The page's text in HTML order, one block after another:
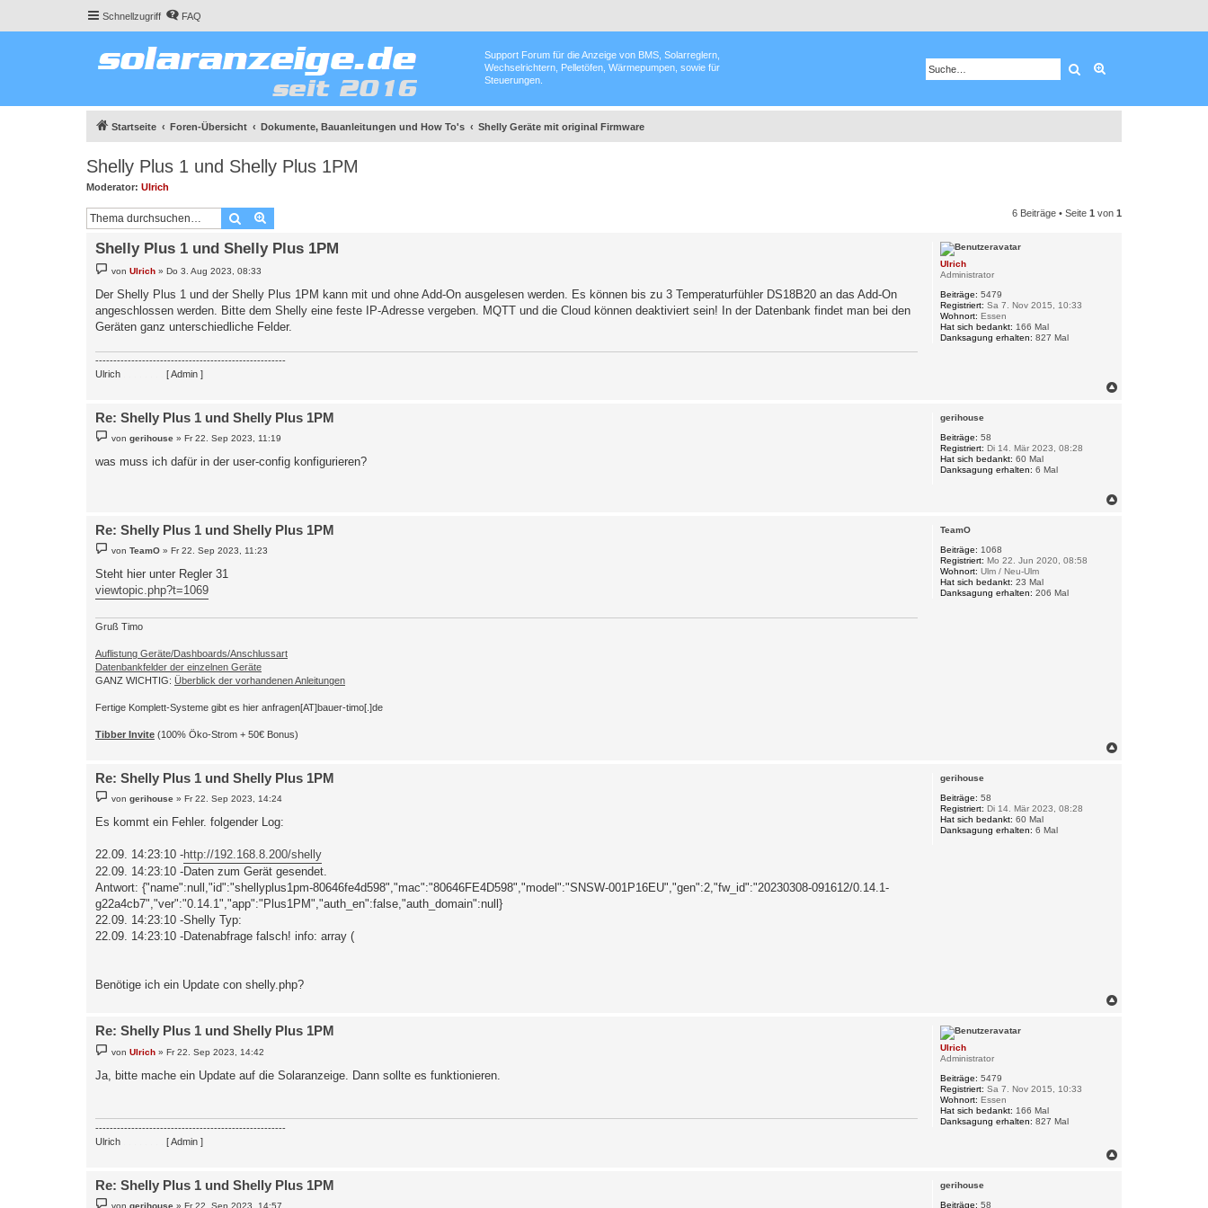
Schnellzugriff FAQ
Support Forum für die Anzeige von BMS, Solarreglern,
Wechselrichtern, Pelletöfen, Wärmepumpen, sowie für
Steuerungen.
Suche
Startseite Foren-Übersicht Dokumente, Bauanleitungen und How To's Shelly Geräte mit original Firmware
Shelly Plus 1 und Shelly Plus 1PM
Moderator: Ulrich
Suche 6 Beiträge • Seite 1 von 1
Ulrich
Administrator
Beiträge: 5479
Registriert: Sa 7. Nov 2015, 10:33
Wohnort: Essen
Hat sich bedankt: 166 Mal
Danksagung erhalten: 827 Mal
Shelly Plus 1 und Shelly Plus 1PM
e
t
r
a
g
vonUlrich »Do 3. Aug 2023, 08:33
Der Shelly Plus 1 und der Shelly Plus 1PM kann mit und ohne Add-On ausgelesen werden. Es können bis zu 3 Temperaturfühler DS18B20 an das Add-On
angeschlossen werden. Bitte dem Shelly eine feste IP-Adresse vergeben. MQTT und die Cloud können deaktiviert sein! In der Datenbank findet man bei den
Geräten ganz unterschiedliche Felder.
-----------------------------------------------------
Ulrich
[ Admin ]
gerihouse
Beiträge: 58
Registriert: Di 14. Mär 2023, 08:28
Hat sich bedankt: 60 Mal
Danksagung erhalten: 6 Mal
Re: Shelly Plus 1 und Shelly Plus 1PM
e
t
vongerihouse »Fr 22. Sep 2023, 11:19
was muss ich dafür in der user-config konfigurieren?
TeamO
Beiträge: 1068
Registriert: Mo 22. Jun 2020, 08:58
Wohnort: Ulm / Neu-Ulm
Hat sich bedankt: 23 Mal
Danksagung erhalten: 206 Mal
Re: Shelly Plus 1 und Shelly Plus 1PM
e
t
r
a
vonTeamO »Fr 22. Sep 2023, 11:23
Steht hier unter Regler 31
viewtopic.php?t=1069
Gruß Timo
Auflistung Geräte/Dashboards/Anschlussart
Datenbankfelder der einzelnen Geräte
GANZ WICHTIG: Überblick der vorhandenen Anleitungen
Fertige Komplett-Systeme gibt es hier anfragen[AT]bauer-timo[.]de
Tibber Invite (100% Öko-Strom + 50€ Bonus)
gerihouse
Beiträge: 58
Registriert: Di 14. Mär 2023, 08:28
Hat sich bedankt: 60 Mal
Danksagung erhalten: 6 Mal
Re: Shelly Plus 1 und Shelly Plus 1PM
t
a
g
vongerihouse » Fr 22. Sep 2023, 14:24
Es kommt ein Fehler. folgender Log:
22.09. 14:23:10 -http://192.168.8.200/shelly
22.09. 14:23:10 -Daten zum Gerät gesendet.
Antwort: {"name":null,"id":"shellyplus1pm-80646fe4d598","mac":"80646FE4D598","model":"SNSW-001P16EU","gen":2,"fw_id":"20230308-091612/0.14.1-
g22a4cb7","ver":"0.14.1","app":"Plus1PM","auth_en":false,"auth_domain":null}
22.09. 14:23:10 -Shelly Typ:
22.09. 14:23:10 -Datenabfrage falsch! info: array (
Benötige ich ein Update con shelly.php?
Ulrich
Administrator
Beiträge: 5479
Registriert: Sa 7. Nov 2015, 10:33
Wohnort: Essen
Hat sich bedankt: 166 Mal
Danksagung erhalten: 827 Mal
Re: Shelly Plus 1 und Shelly Plus 1PM
e
t
vonUlrich »Fr 22. Sep 2023, 14:42
Ja, bitte mache ein Update auf die Solaranzeige. Dann sollte es funktionieren.
-----------------------------------------------------
Ulrich
[ Admin ]
gerihouse
Beiträge: 58
Re: Shelly Plus 1 und Shelly Plus 1PM
vongerihouse »Fr 22. Sep 2023, 14:57